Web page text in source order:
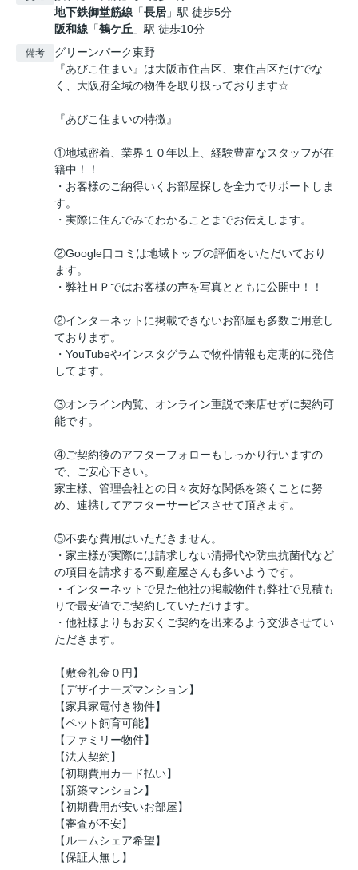
地下鉄御堂筋線 「長居 」駅 徒歩5分
阪和線 「鶴ケ丘 」駅 徒歩10分
備考
グリーンパーク東野
『あびこ住まい』は大阪市住吉区、東住吉区だけでな
く、大阪府全域の物件を取り扱っております☆
『あびこ住まいの特徴』
①地域密着、業界１０年以上、経験豊富なスタッフが在
籍中！！
・お客様のご納得いくお部屋探しを全力でサポートしま
す。
・実際に住んでみてわかることまでお伝えします。
②Google口コミは地域トップの評価をいただいており
ます。
・弊社ＨＰではお客様の声を写真とともに公開中！！
②インターネットに掲載できないお部屋も多数ご用意し
ております。
・YouTubeやインスタグラムで物件情報も定期的に発信
してます。
③オンライン内覧、オンライン重説で来店せずに契約可
能です。
④ご契約後のアフターフォローもしっかり行いますの
で、ご安心下さい。
家主様、管理会社との日々友好な関係を築くことに努
め、連携してアフターサービスさせて頂きます。
⑤不要な費用はいただきません。
・家主様が実際には請求しない清掃代や防虫抗菌代など
の項目を請求する不動産屋さんも多いようです。
・インターネットで見た他社の掲載物件も弊社で見積も
りで最安値でご契約していただけます。
・他社様よりもお安くご契約を出来るよう交渉させてい
ただきます。
【敷金礼金０円】
【デザイナーズマンション】
【家具家電付き物件】
【ペット飼育可能】
【ファミリー物件】
【法人契約】
【初期費用カード払い】
【新築マンション】
【初期費用が安いお部屋】
【審査が不安】
【ルームシェア希望】
【保証人無し】